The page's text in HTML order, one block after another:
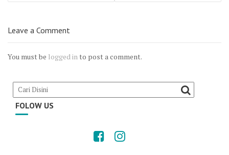
Leave a Comment
You must be logged into post a comment.
FOLOW US